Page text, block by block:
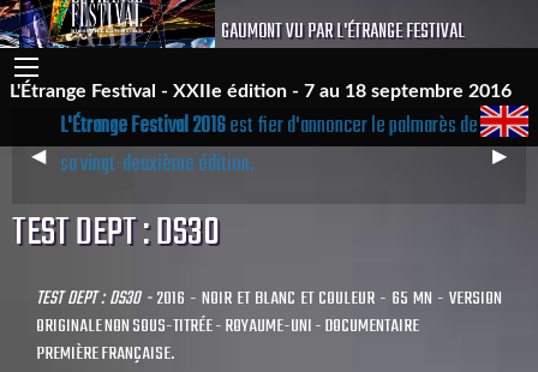
GAUMONT VU PAR L'ÉTRANGE FESTIVAL
L'Étrange Festival - XXIIe édition - 7 au 18 septembre 2016
Previous
Slide
◀︎
Next
▶︎
L'Étrange Festival 2016est fier d'annoncer le palmarès de
sa vingt-deuxième édition.
TEST DEPT : DS30
TEST DEPT : DS30 -2016 - NOIR ET BLANC ET COULEUR - 65 MN - VERSION
ORIGINALE NON SOUS-TITRÉE - ROYAUME-UNI - DOCUMENTAIRE
PREMIÈRE FRANÇAISE.